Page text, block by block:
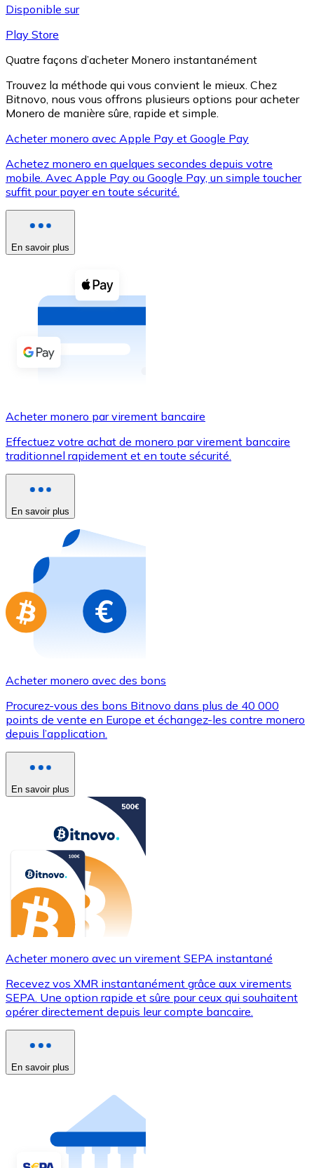
XRP
XRP
Voir toutes
Coupons crypto
Achetez des cryptomonnaies en espèces et d'autres
Acheter avec espèces
Virement SEPA
Utilisez les cartes Visa et Mastercard pour acheter
Acheter avec carte
Nouveau
Achetez des cartes-cadeaux de vos marques
Aller à la boutique de cartes-cadeaux
Disponible sur
Play Store
Quatre façons d’acheter Monero instantanément
Trouvez la méthode qui vous convient le mieux. Chez
Bitnovo, nous vous offrons plusieurs options pour acheter
Monero de manière sûre, rapide et simple.
Acheter monero avec Apple Pay et Google Pay
Achetez monero en quelques secondes depuis votre
mobile. Avec Apple Pay ou Google Pay, un simple toucher
suffit pour payer en toute sécurité.
En savoir plus
Acheter monero par virement bancaire
Effectuez votre achat de monero par virement bancaire
traditionnel rapidement et en toute sécurité.
En savoir plus
Acheter monero avec des bons
Procurez-vous des bons Bitnovo dans plus de 40 000
points de vente en Europe et échangez-les contre monero
depuis l’application.
En savoir plus
Acheter monero avec un virement SEPA instantané
Recevez vos XMR instantanément grâce aux virements
SEPA. Une option rapide et sûre pour ceux qui souhaitent
opérer directement depuis leur compte bancaire.
En savoir plus